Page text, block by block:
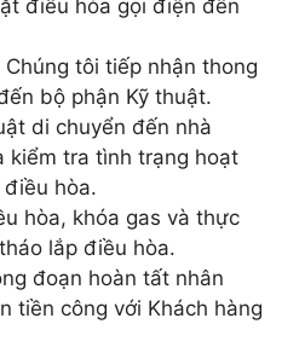
điều hòa gọi điện đến
tôi tiếp nhận thong
bộ phận Kỹ thuật.
di chuyển đến nhà
kiểm tra tình trạng hoạt
hòa.
hòa, khóa gas và thực
lắp điều hòa.
đoạn hoàn tất nhân
tiền công với Khách hàng